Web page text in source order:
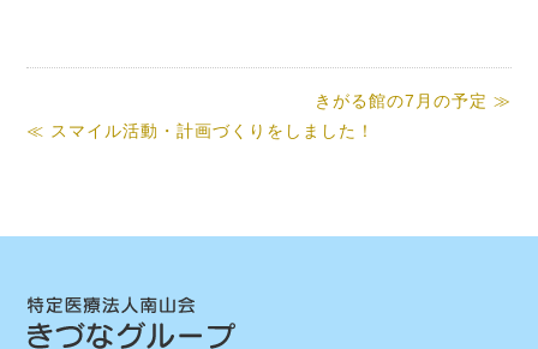
きがる館の7月の予定 ≫
≪ スマイル活動・計画づくりをしました！